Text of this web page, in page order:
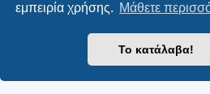
εμπειρία χρήσης. Μάθετε
Το κατάλαβα!